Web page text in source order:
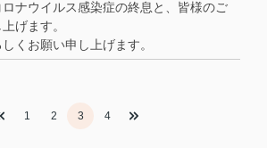
ナウイルス感染症の終息と、皆様のご
げます。
くお願い申し上げます。
1 2 3 4